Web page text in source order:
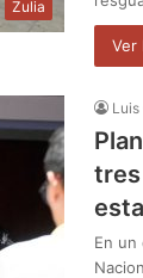
Zulia
Ver
tres
En